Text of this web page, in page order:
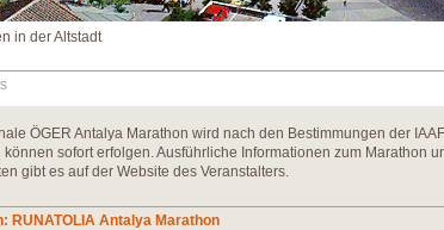
in der Altstadt
ÖGER Antalya Marathon wird nach den Bestimmungen der
sofort erfolgen. Ausführliche Informationen zum Marathon
gibt es auf der Website des Veranstalters.
RUNATOLIA Antalya Marathon